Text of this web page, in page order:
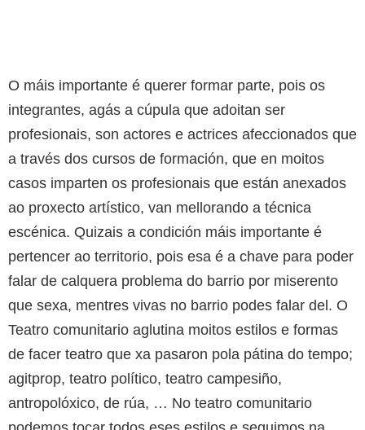
O máis importante é querer formar parte, pois os
integrantes, agás a cúpula que adoitan ser
profesionais, son actores e actrices afeccionados que
a través dos cursos de formación, que en moitos
casos imparten os profesionais que están anexados
ao proxecto artístico, van mellorando a técnica
escénica. Quizais a condición máis importante é
pertencer ao territorio, pois esa é a chave para poder
falar de calquera problema do barrio por miserento
que sexa, mentres vivas no barrio podes falar del. O
Teatro comunitario aglutina moitos estilos e formas
de facer teatro que xa pasaron pola pátina do tempo;
agitprop, teatro político, teatro campesiño,
antropolóxico, de rúa, … No teatro comunitario